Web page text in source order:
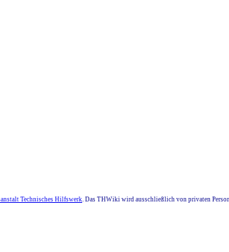
Technisches Hilfswerk. Das THWiki wird ausschließlich von privaten